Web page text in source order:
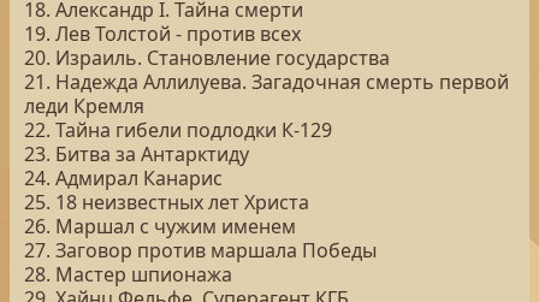
18. Александр I. Тайна смерти
19. Лев Толстой - против всех
20. Израиль. Становление государства
21. Надежда Аллилуева. Загадочная смерть первой
леди Кремля
22. Тайна гибели подлодки К-129
23. Битва за Антарктиду
24. Адмирал Канарис
25. 18 неизвестных лет Христа
26. Маршал с чужим именем
27. Заговор против маршала Победы
28. Мастер шпионажа